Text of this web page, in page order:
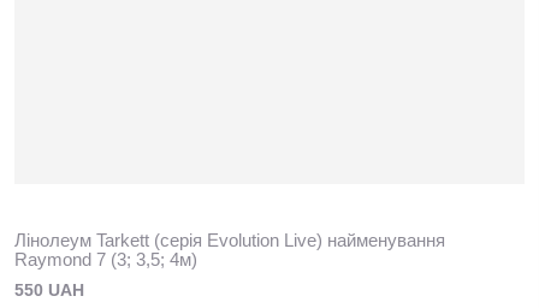
Лінолеум Tarkett (серія Evolution Live) найменування
Raymond 7 (3; 3,5; 4м)
550 UAH